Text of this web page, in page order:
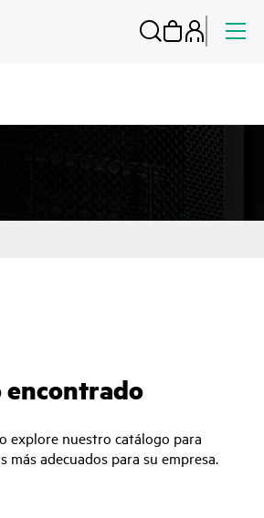
explore nuestro catálogo para
adecuados para su empresa.